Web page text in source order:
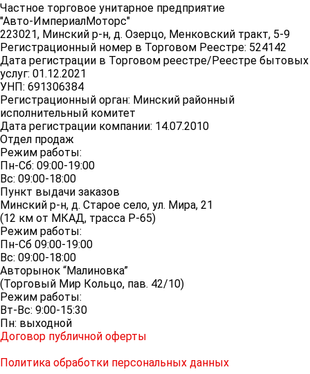
Частное торговое унитарное предприятие
"Авто-ИмпериалМоторс"
223021, Минский р-н, д. Озерцо, Менковский тракт, 5-9
Регистрационный номер в Торговом Реестре: 524142
Дата регистрации в Торговом реестре/Реестре бытовых
услуг: 01.12.2021
УНП: 691306384
Регистрационный орган: Минский районный
исполнительный комитет
Дата регистрации компании: 14.07.2010
Отдел продаж
Режим работы:
Пн-Сб: 09:00-19:00
Вс: 09:00-18:00
Пункт выдачи заказов
Минский р-н, д. Старое село, ул. Мира, 21
(12 км от МКАД, трасса P-65)
Режим работы:
Пн-Сб 09:00-19:00
Вс: 09:00-18:00
Авторынок “Малиновка”
(Торговый Мир Кольцо, пав. 42/10)
Режим работы:
Вт-Вс: 9:00-15:30
Пн: выходной
Договор публичной оферты
Политика обработки персональных данных